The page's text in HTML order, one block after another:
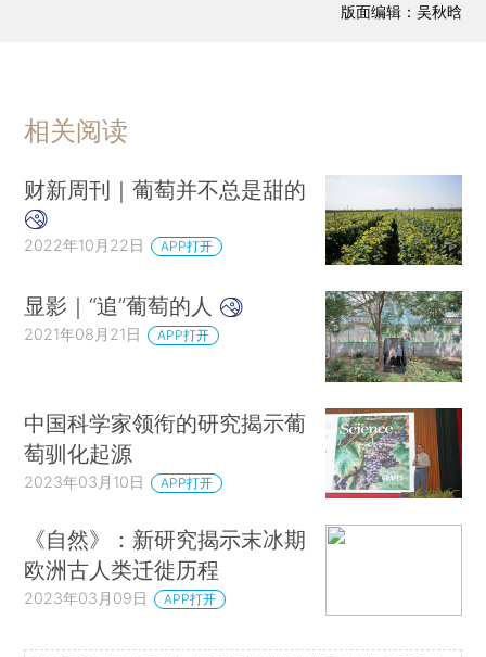
版面编辑：吴秋晗
相关阅读
财新周刊｜葡萄并不总是甜的
2022年10月22日 APP打开
显影｜“追”葡萄的人
2021年08月21日 APP打开
中国科学家领衔的研究揭示葡
萄驯化起源
2023年03月10日 APP打开
《自然》：新研究揭示末冰期
欧洲古人类迁徙历程
2023年03月09日 APP打开